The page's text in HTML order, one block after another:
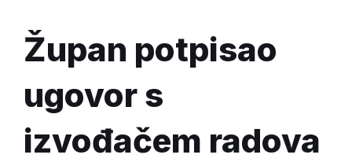
Župan potpisao
ugovor s
izvođačem radova